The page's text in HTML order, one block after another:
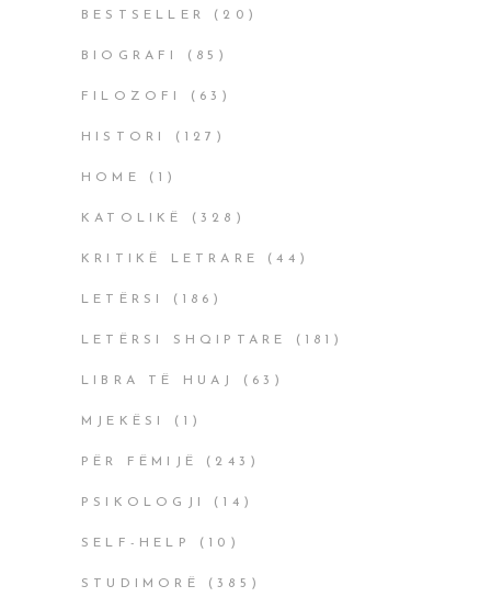
BESTSELLER (20)
BIOGRAFI (85)
FILOZOFI (63)
HISTORI (127)
HOME (1)
KATOLIKË (328)
KRITIKË LETRARE (44)
LETËRSI (186)
LETËRSI SHQIPTARE (181)
LIBRA TË HUAJ (63)
MJEKËSI (1)
PËR FËMIJË (243)
PSIKOLOGJI (14)
SELF-HELP (10)
STUDIMORË (385)